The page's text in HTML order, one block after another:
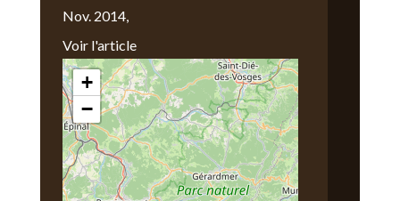
Nov. 2014,
Voir l'article
Nous Trouver
+
−